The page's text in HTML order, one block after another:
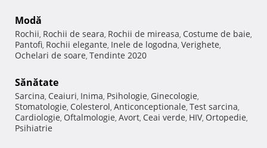
Modă
Rochii, Rochii de seara, Rochii de mireasa, Costume de baie,
Pantofi, Rochii elegante, Inele de logodna, Verighete,
Ochelari de soare, Tendinte 2020
Sănătate
Sarcina, Ceaiuri, Inima, Psihologie, Ginecologie,
Stomatologie, Colesterol, Anticonceptionale, Test sarcina,
Cardiologie, Oftalmologie, Avort, Ceai verde, HIV, Ortopedie,
Psihiatrie